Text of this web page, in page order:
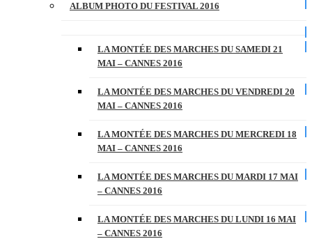
ALBUM PHOTO DU FESTIVAL 2016
LA MONTÉE DES MARCHES DU SAMEDI 21
MAI – CANNES 2016
LA MONTÉE DES MARCHES DU VENDREDI 20
MAI – CANNES 2016
LA MONTÉE DES MARCHES DU MERCREDI 18
MAI – CANNES 2016
LA MONTÉE DES MARCHES DU MARDI 17 MAI
– CANNES 2016
LA MONTÉE DES MARCHES DU LUNDI 16 MAI
– CANNES 2016